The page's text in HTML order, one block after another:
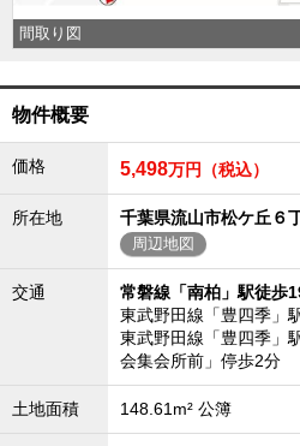
間取り図
物件概要
価格 5,498万円（税込）
所在地 千葉県流山市松ケ丘６
周辺地図
交通
常磐線「南柏」駅徒歩
東武野田線「豊四季」
東武野田線「豊四季」
会集会所前」停歩2分
土地面積 148.61m² 公簿
神奈川全域エリアの中古一戸建
沖縄全域エリア
沖縄全域エリアの中古一戸建
沖縄全域エリアのマンション
沖縄全域エリアの土地
お客様の声
全店舗営業社員募